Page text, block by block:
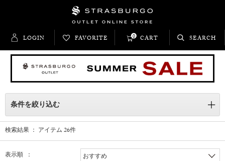
LOGIN FAVORITE CART
0 SEARCH
条件を絞り込む
検索結果 ： アイテム 26件
表示順 ：